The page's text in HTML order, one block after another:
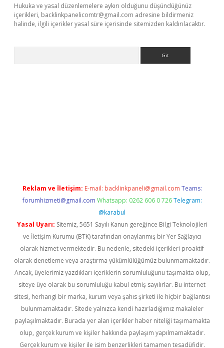
Hukuka ve yasal düzenlemelere aykırı olduğunu düşündüğünüz
içerikleri, backlinkpanelicomtr@gmail.com adresine bildirmeniz
halinde, ilgili içerikler yasal süre içerisinde sitemizden kaldırılacaktır.
Reklam ve İletişim: E-mail: backlinkpaneli@gmail.com Teams:
forumhizmeti@gmail.com Whatsapp: 0262 606 0 726 Telegram:
@karabul
Yasal Uyarı: Sitemiz, 5651 Sayılı Kanun gereğince Bilgi Teknolojileri
ve İletişim Kurumu (BTK) tarafından onaylanmış bir Yer Sağlayıcı
olarak hizmet vermektedir. Bu nedenle, sitedeki içerikleri proaktif
olarak denetleme veya araştırma yükümlülüğümüz bulunmamaktadır.
Ancak, üyelerimiz yazdıkları içeriklerin sorumluluğunu taşımakta olup,
siteye üye olarak bu sorumluluğu kabul etmiş sayılırlar. Bu internet
sitesi, herhangi bir marka, kurum veya şahıs şirketi ile hiçbir bağlantısı
bulunmamaktadır. Sitede yalnızca kendi hazırladığımız makaleler
paylaşılmaktadır. Burada yer alan içerikler haber niteliği taşımamakta
olup, gerçek kurum ve kişiler hakkında paylaşım yapılmamaktadır.
Gerçek kurum ve kişiler ile isim benzerlikleri tamamen tesadüfidir.